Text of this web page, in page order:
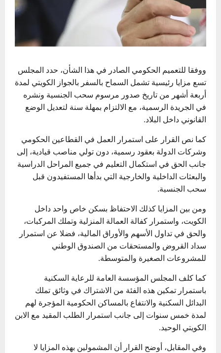
ووفقا للتعميم الحكومي الصادر في هذا الشأن، حدد المجلس
تسع مزايا رئيسية تشمل السماح بالسفر بالجواز الكويتي لمدة
أربعة أشهر من تاريخ صدور مرسوم سحب الجنسية ونشره
في الجريدة الرسمية، مع الالتزام بمهلة سنة لتعديل الوضع
القانوني داخل البلاد.
كما نص القرار على استمرار العمل في القطاعين الحكومي
وشركات الدولة بعقود رسمية، دون تولي مناصب قيادية، إلى
جانب الحق في استكمال التعليم في جميع المراحل الدراسية
والبعثات الداخلية والخارجية التي بدأها المستفيدون قبل
سحب الجنسية.
ومن بين المزايا كذلك الاحتفاظ بسكن خاص واحد داخل
الكويت، واستمرار كفالة العمالة المنزلية وتملك المركبات،
والحق في تداول الأسهم والأوراق المالية، فضلا عن استمرار
سداد القروض والمستحقات من الصندوق الوطني
للمشروعات الصغيرة والمتوسطة.
كما كلف المجلس المؤسسة العامة للرعاية السكنية
باستمرار تمكين هذه الفئة من الاشتراك في وثائق تملك
البدائل السكنية والانتفاع بالمساكن الحكومية المؤجرة لهم
لمدة خمس سنوات إلى جانب استمرار الطلب المقيد مع الابن
الكويتي الوحيد.
وفي المقابل، أوضح القرار أن المشمولين بهذه المزايا لا